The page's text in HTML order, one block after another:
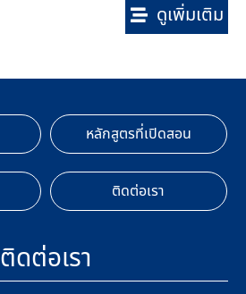
ดูเพิ่มเติม
หลักสูตรที่เปิดสอน
ติดต่อเรา
ติดต่อเรา